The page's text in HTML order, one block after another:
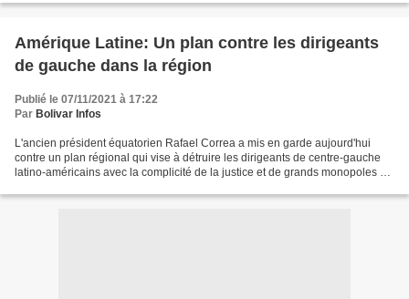
Amérique Latine: Un plan contre les dirigeants
de gauche dans la région
Publié le 07/11/2021 à 17:22
Par Bolivar Infos
L'ancien président équatorien Rafael Correa a mis en garde aujourd'hui
contre un plan régional qui vise à détruire les dirigeants de centre-gauche
latino-américains avec la complicité de la justice et de grands monopoles de